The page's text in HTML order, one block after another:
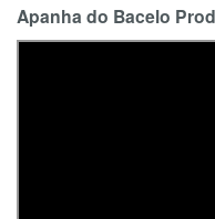
Apanha do Bacelo